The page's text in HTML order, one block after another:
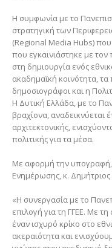
Η συμφωνία με το
στρατηγική των
(Regional Media Hubs)
που εγκαινιάστηκε με
στη δημιουργία ενός
ακαδημαϊκή κοινότητα,
δημοσιογράφοι και η
Η Δυτική Ελλάδα, με το
βραχίονα, αναδεικνύεται
αρχιτεκτονικής,
πολιτικής για τα μέσα.
Με αφορμή την υπογραφή,
Ενημέρωσης, κ.
«Η συνεργασία με το
επιλογή για τη ΓΓΕΕ. Με
έναν ισχυρό κρίκο στο
ακεραιότητα και